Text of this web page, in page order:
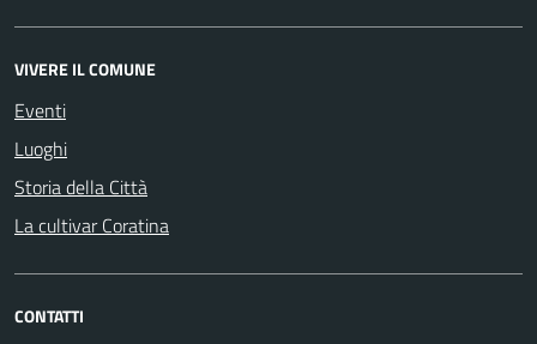
VIVERE IL COMUNE
Eventi
Luoghi
Storia della Città
La cultivar Coratina
CONTATTI